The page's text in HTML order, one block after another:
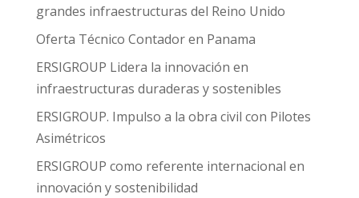
grandes infraestructuras del Reino Unido
Oferta Técnico Contador en Panama
ERSIGROUP Lidera la innovación en
infraestructuras duraderas y sostenibles
ERSIGROUP. Impulso a la obra civil con Pilotes
Asimétricos
ERSIGROUP como referente internacional en
innovación y sostenibilidad